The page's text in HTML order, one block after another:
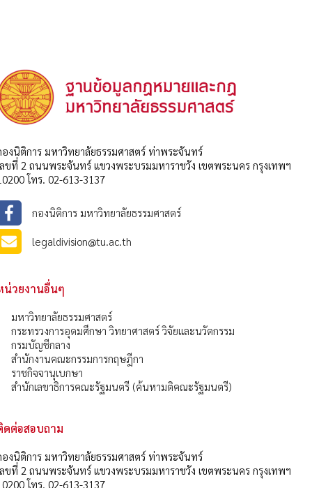
องนิติการ มหาวิทยาลัยธรรมศาสตร์ ท่าพระจันทร์
ลขที่ 2 ถนนพระจันทร์ แขวงพระบรมมหาราชวัง เขตพระนคร กรุงเทพฯ
โทร. 02-613-3137
กองนิติการ มหาวิทยาลัยธรรมศาสตร์
legaldivision@tu.ac.th
น่วยงานอื่นๆ
มหาวิทยาลัยธรรมศาสตร์
กระทรวงการอุดมศึกษา วิทยาศาสตร์ วิจัยและนวัตกรรม
กรมบัญชีกลาง
สำนักงานคณะกรรมการกฤษฎีกา
ราชกิจจานุเบกษา
สำนักเลขาธิการคณะรัฐมนตรี (ค้นหามติคณะรัฐมนตรี)
ดต่อสอบถาม
องนิติการ มหาวิทยาลัยธรรมศาสตร์ ท่าพระจันทร์
ลขที่ 2 ถนนพระจันทร์ แขวงพระบรมมหาราชวัง เขตพระนคร กรุงเทพฯ
โทร. 02-613-3137